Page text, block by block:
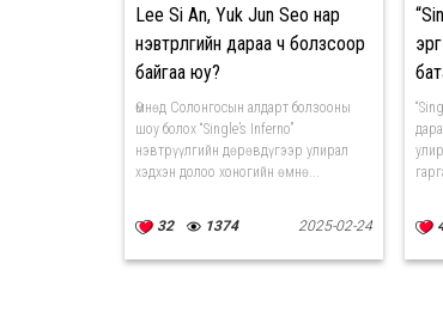
Lee Si An, Yuk Jun Seo нар
нэвтрүүлгийн дараа ч болзсоор
байгаа юу?
Өмнөд Солонгосын алдарт болзооны
шоу болох “Single’s Inferno”
нэвтрүүлгийн дөрөвдүгээр улирал
хэдхэн долоо хоногийн өмнө...
32 1374 2025-02-24